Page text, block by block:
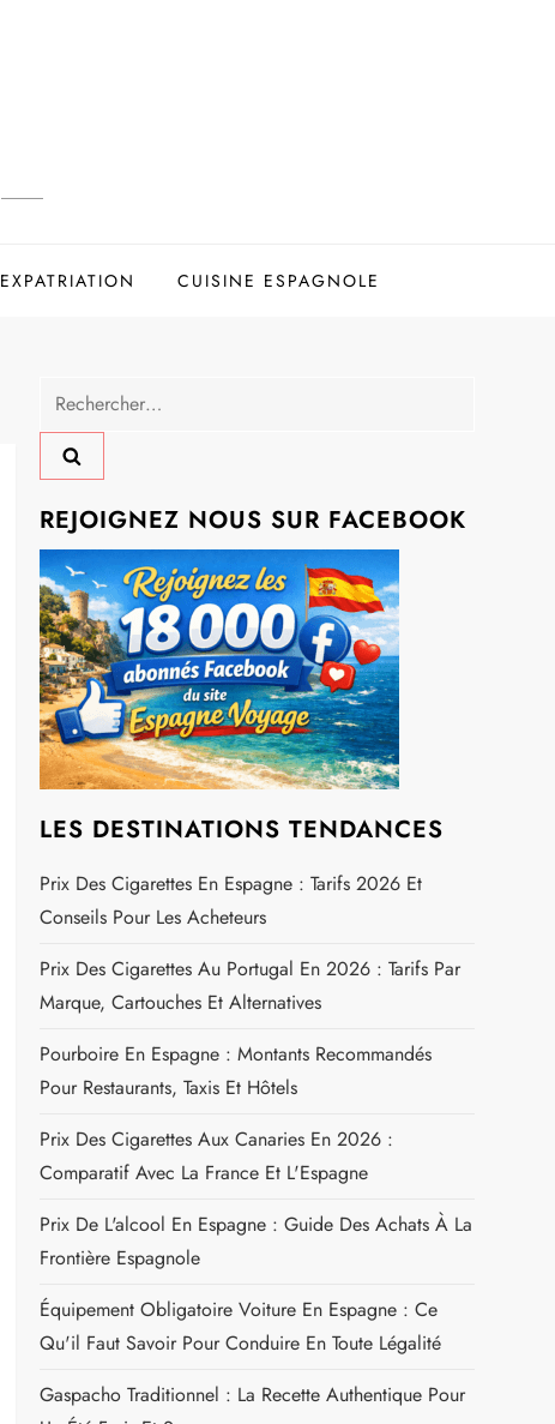
EXPATRIATION CUISINE ESPAGNOLE
Rechercher :
REJOIGNEZ NOUS SUR FACEBOOK
LES DESTINATIONS TENDANCES
Prix Des Cigarettes En Espagne : Tarifs 2026 Et
Conseils Pour Les Acheteurs
Prix Des Cigarettes Au Portugal En 2026 : Tarifs Par
Pourboire En Espagne : Montants Recommandés